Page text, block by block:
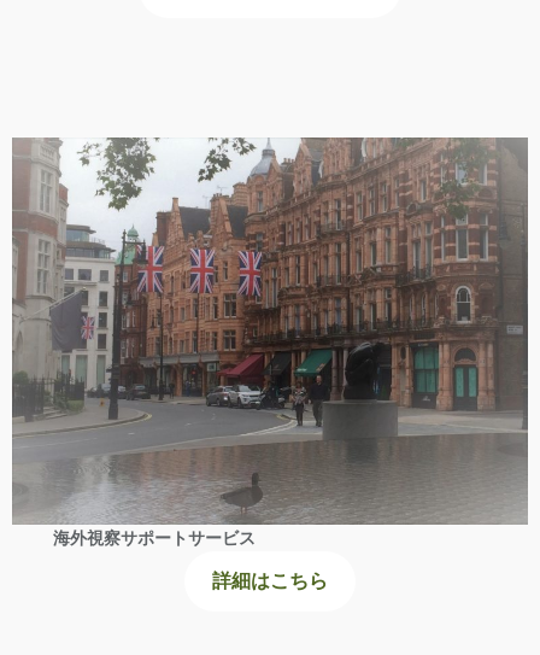
海外視察サポートサービス
詳細はこちら